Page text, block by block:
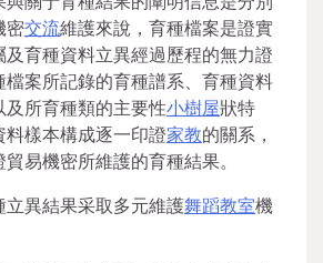
密交流維護來說，育種檔案是證實
育種資料立異經過歷程的無力證
案所記錄的育種譜系、育種資料
所育種類的主要性小樹屋狀特
樣本構成逐一印證家教的關系，
易機密所維護的育種結果。
立異結果采取多元維護舞蹈教室機